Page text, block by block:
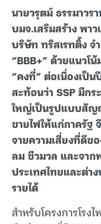
นายวรุตม์ ธรรมาวร
บมจ.เสริมสร้าง พา
บริษัท ทริสเรทติ้ง จ
“BBB+” ด้วยแนวโ
“คงที่” ต่อเนื่องเป็
สะท้อนว่า SSP มีก
ใหญ่เป็นรูปแบบสัญ
ขายไฟให้แก่ภาครัฐ
จายความเสี่ยงที่ดีข
ลม ชีวมวล และจาก
ประเทศไทยและต่า
รายได้
สำหรับโครงการโร